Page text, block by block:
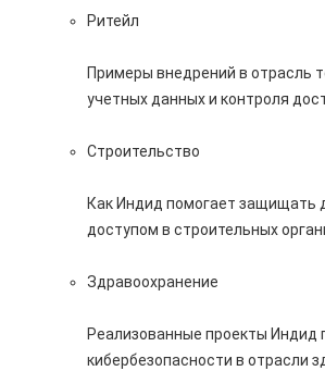
Ритейл
Примеры внедрений в отрасль
учетных данных и контроля
Строительство
Как Индид помогает защищать
доступом в строительных
Здравоохранение
Реализованные проекты Индид
кибербезопасности в отрасли